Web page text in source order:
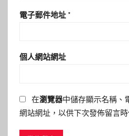
電子郵件地址 *
個人網站網址
在瀏覽器中儲存顯示名稱、
網站網址，以供下次發佈留言時